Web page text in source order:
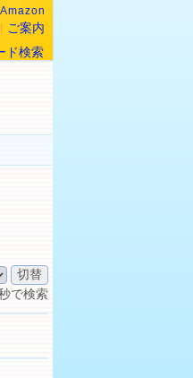
Amazon
| ご案内
ド検索
で検索